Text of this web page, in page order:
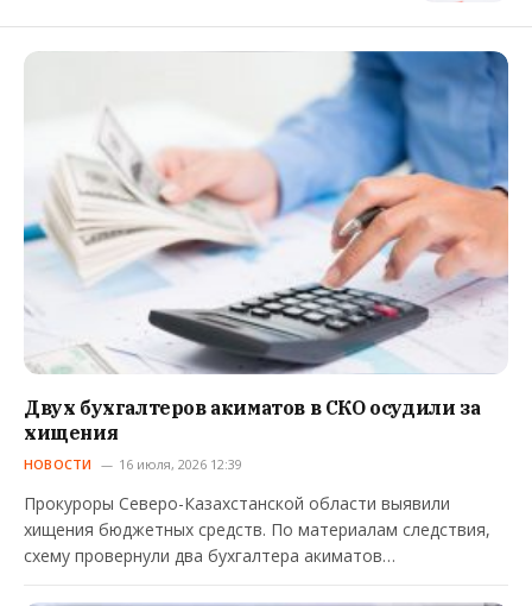
Двух бухгалтеров акиматов в СКО осудили за
хищения
НОВОСТИ 16 июля, 2026 12:39
Прокуроры Северо-Казахстанской области выявили
хищения бюджетных средств. По материалам следствия,
схему провернули два бухгалтера акиматов…